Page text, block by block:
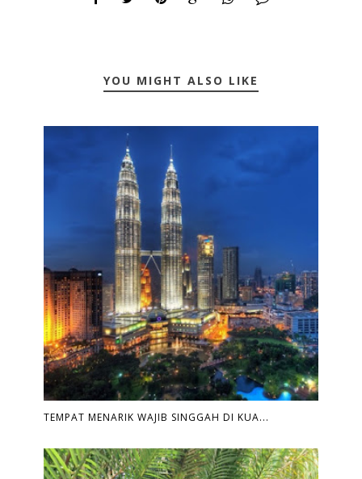
YOU MIGHT ALSO LIKE
TEMPAT MENARIK WAJIB SINGGAH DI KUA...